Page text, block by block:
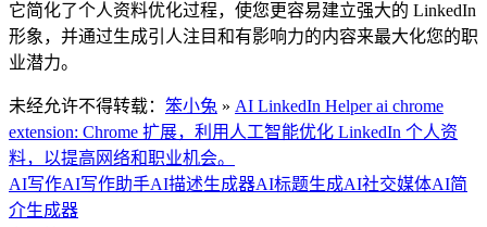
它简化了个人资料优化过程，使您更容易建立强大的 LinkedIn
形象，并通过生成引人注目和有影响力的内容来最大化您的职
业潜力。
未经允许不得转载： 笨小兔 » AI LinkedIn Helper ai chrome
extension: Chrome 扩展，利用人工智能优化 LinkedIn 个人资
料，以提高网络和职业机会。
AI写作AI写作助手AI描述生成器AI标题生成AI社交媒体AI简
介生成器